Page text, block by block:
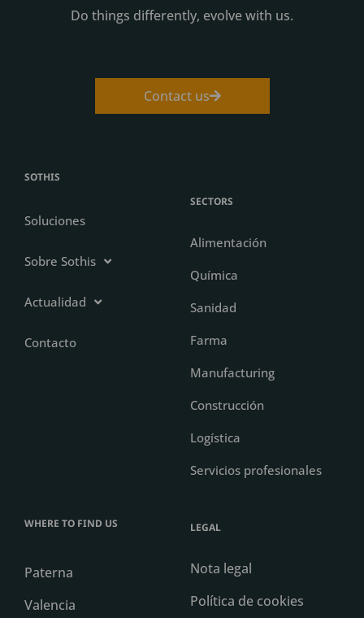
Do things differently, evolve with us.
Contact us
SOTHIS
Soluciones
Sobre Sothis
Actualidad
Contacto
SECTORS
Alimentación
Química
Sanidad
Farma
Manufacturing
Construcción
Logística
Servicios profesionales
WHERE TO FIND US
Paterna
Valencia
LEGAL
Nota legal
Política de cookies